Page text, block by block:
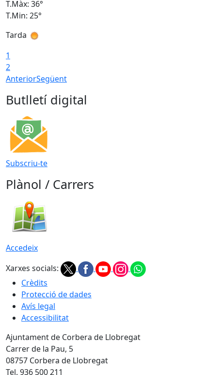
T.Màx: 36°
T.Min: 25°
Tarda
1
2
AnteriorSegüent
Butlletí digital
Subscriu-te
Plànol / Carrers
Accedeix
Xarxes socials:
Crèdits
Protecció de dades
Avís legal
Accessibilitat
Ajuntament de Corbera de Llobregat
Carrer de la Pau, 5
08757 Corbera de Llobregat
Tel. 936 500 211